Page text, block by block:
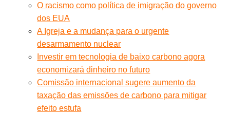
O racismo como política de imigração do governo
dos EUA
A Igreja e a mudança para o urgente
desarmamento nuclear
Investir em tecnologia de baixo carbono agora
economizará dinheiro no futuro
Comissão internacional sugere aumento da
taxação das emissões de carbono para mitigar
efeito estufa